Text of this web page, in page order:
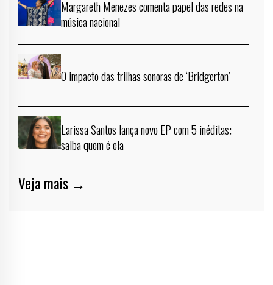
Margareth Menezes comenta papel das redes na
música nacional
O impacto das trilhas sonoras de ‘Bridgerton’
Larissa Santos lança novo EP com 5 inéditas;
saiba quem é ela
Veja mais →